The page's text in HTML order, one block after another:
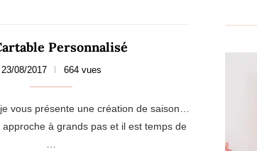
Personnalisé
23/08/2017 664 vues
je vous présente une création de saison…
à grands pas et il est temps de
…